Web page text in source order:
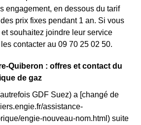
engagement, en dessous du tarif
prix fixes pendant 1 an. Si vous
souhaitez joindre leur service
contacter au 09 70 25 02 50.
Quiberon : offres et contact du
de gaz
GDF Suez) a [changé de
assistance-
engie-nouveau-nom.html) suite